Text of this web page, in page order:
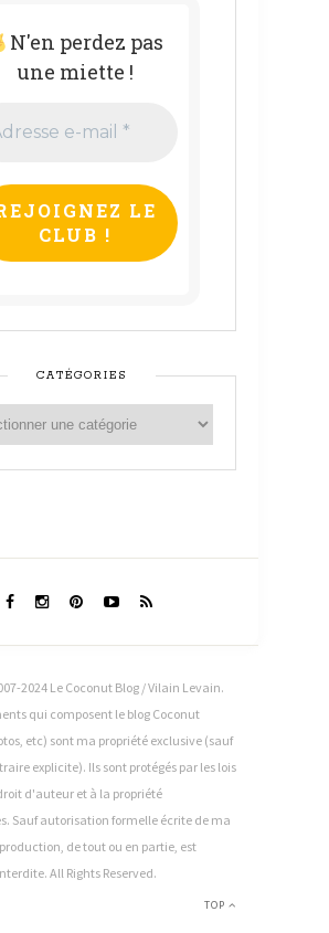
N'en perdez pas
une miette !
CATÉGORIES
2024 Le Coconut Blog / Vilain Levain.
qui composent le blog Coconut
etc) sont ma propriété exclusive (sauf
explicite). Ils sont protégés par les lois
d'auteur et à la propriété
Sauf autorisation formelle écrite de ma
de tout ou en partie, est
All Rights Reserved.
TOP